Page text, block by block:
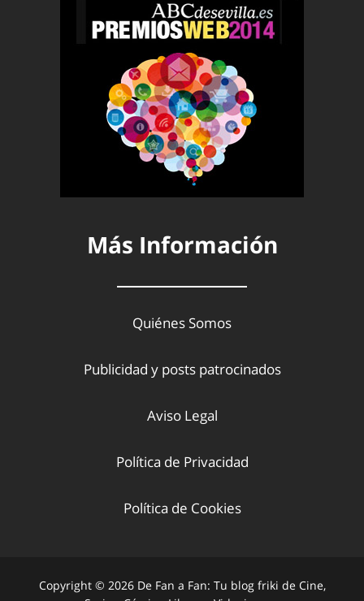
Más Información
Quiénes Somos
Publicidad y posts patrocinados
Aviso Legal
Política de Privacidad
Política de Cookies
Copyright © 2026 De Fan a Fan: Tu blog friki de Cine,